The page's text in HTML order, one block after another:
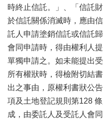
關
簡
介
線
申
辦
與
查
詢
時終止信託。」、「信託
於信託關係消滅時，應由
託人申請塗銷信託或信託
會同申請時，得由權利人
單獨申請之。如未能提出
所有權狀時，得檢附切結
出之事由，原權利書狀公
項及土地登記規則第128
成，由委託人及受託人會